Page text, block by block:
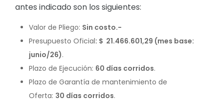
antes indicado son los siguientes:
Valor de Pliego: Sin costo.-
Presupuesto Oficial: $ 21.466.601,29 (mes base:
junio/26).
Plazo de Ejecución: 60 días corridos.
Plazo de Garantía de mantenimiento de
Oferta: 30 días corridos.